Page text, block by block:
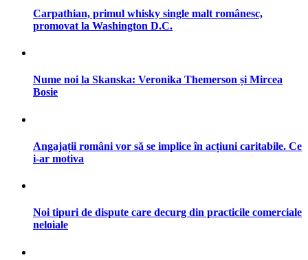
Carpathian, primul whisky single malt românesc,
promovat la Washington D.C.
Nume noi la Skanska: Veronika Themerson și Mircea
Bosie
Angajații români vor să se implice în acțiuni caritabile. Ce
i-ar motiva
Noi tipuri de dispute care decurg din practicile comerciale
neloiale